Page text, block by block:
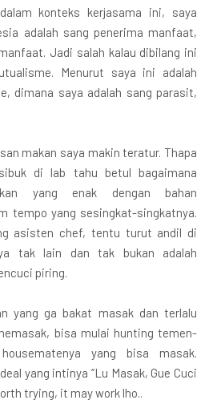
konteks kerjasama ini, saya
adalah sang penerima manfaat,
Jadi salah kalau dibilang ini
Menurut saya ini adalah
dimana saya adalah sang parasit,
makan saya makin teratur. Thapa
di lab tahu betul bagaimana
yang enak dengan bahan
tempo yang sesingkat-singkatnya.
asisten chef, tentu turut andil di
tak lain dan tak bukan adalah
piring.
yang ga bakat masak dan terlalu
bisa mulai hunting temen-
yang bisa masak.
yang intinya “Lu Masak, Gue Cuci
trying, it may work lho..